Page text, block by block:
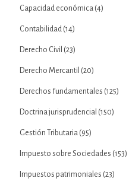
Capacidad económica (4)
Contabilidad (14)
Derecho Civil (23)
Derecho Mercantil (20)
Derechos fundamentales (125)
Doctrina jurisprudencial (150)
Gestión Tributaria (95)
Impuesto sobre Sociedades (153)
Impuestos patrimoniales (23)